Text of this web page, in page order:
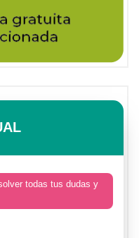
todas tus dudas y